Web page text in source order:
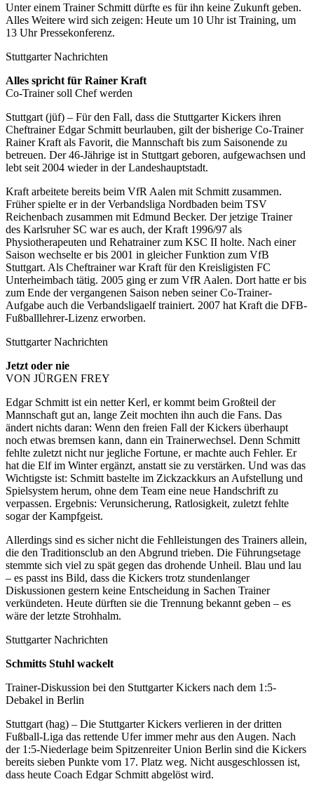
Unter einem Trainer Schmitt dürfte es für ihn keine Zukunft geben.
Alles Weitere wird sich zeigen: Heute um 10 Uhr ist Training, um
13 Uhr Pressekonferenz.
Stuttgarter Nachrichten
Alles spricht für Rainer Kraft
Co-Trainer soll Chef werden
Stuttgart (jüf) – Für den Fall, dass die Stuttgarter Kickers ihren
Cheftrainer Edgar Schmitt beurlauben, gilt der bisherige Co-Trainer
Rainer Kraft als Favorit, die Mannschaft bis zum Saisonende zu
betreuen. Der 46-Jährige ist in Stuttgart geboren, aufgewachsen und
lebt seit 2004 wieder in der Landeshauptstadt.
Kraft arbeitete bereits beim VfR Aalen mit Schmitt zusammen.
Früher spielte er in der Verbandsliga Nordbaden beim TSV
Reichenbach zusammen mit Edmund Becker. Der jetzige Trainer
des Karlsruher SC war es auch, der Kraft 1996/97 als
Physiotherapeuten und Rehatrainer zum KSC II holte. Nach einer
Saison wechselte er bis 2001 in gleicher Funktion zum VfB
Stuttgart. Als Cheftrainer war Kraft für den Kreisligisten FC
Unterheimbach tätig. 2005 ging er zum VfR Aalen. Dort hatte er bis
zum Ende der vergangenen Saison neben seiner Co-Trainer-
Aufgabe auch die Verbandsligaelf trainiert. 2007 hat Kraft die DFB-
Fußballlehrer-Lizenz erworben.
Stuttgarter Nachrichten
Jetzt oder nie
VON JÜRGEN FREY
Edgar Schmitt ist ein netter Kerl, er kommt beim Großteil der
Mannschaft gut an, lange Zeit mochten ihn auch die Fans. Das
ändert nichts daran: Wenn den freien Fall der Kickers überhaupt
noch etwas bremsen kann, dann ein Trainerwechsel. Denn Schmitt
fehlte zuletzt nicht nur jegliche Fortune, er machte auch Fehler. Er
hat die Elf im Winter ergänzt, anstatt sie zu verstärken. Und was das
Wichtigste ist: Schmitt bastelte im Zickzackkurs an Aufstellung und
Spielsystem herum, ohne dem Team eine neue Handschrift zu
verpassen. Ergebnis: Verunsicherung, Ratlosigkeit, zuletzt fehlte
sogar der Kampfgeist.
Allerdings sind es sicher nicht die Fehlleistungen des Trainers allein,
die den Traditionsclub an den Abgrund trieben. Die Führungsetage
stemmte sich viel zu spät gegen das drohende Unheil. Blau und lau
– es passt ins Bild, dass die Kickers trotz stundenlanger
Diskussionen gestern keine Entscheidung in Sachen Trainer
verkündeten. Heute dürften sie die Trennung bekannt geben – es
wäre der letzte Strohhalm.
Stuttgarter Nachrichten
Schmitts Stuhl wackelt
Trainer-Diskussion bei den Stuttgarter Kickers nach dem 1:5-
Debakel in Berlin
Stuttgart (hag) – Die Stuttgarter Kickers verlieren in der dritten
Fußball-Liga das rettende Ufer immer mehr aus den Augen. Nach
der 1:5-Niederlage beim Spitzenreiter Union Berlin sind die Kickers
bereits sieben Punkte vom 17. Platz weg. Nicht ausgeschlossen ist,
dass heute Coach Edgar Schmitt abgelöst wird.